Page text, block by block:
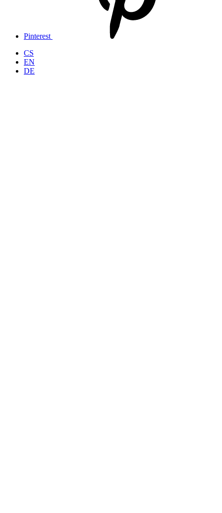
Pinterest
CS
EN
DE